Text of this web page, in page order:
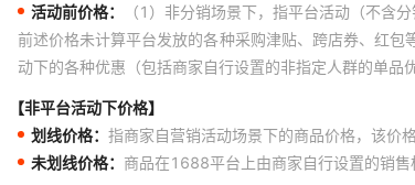
活动前价格：
（1）非分销场景下，指平台活动（不含
前述价格未计算平台发放的各种采购津贴、跨店券、红
动下的各种优惠（包括商家自行设置的非指定人群的单品
【非平台活动下价格】
划线价格： 指商家自营销活动场景下的商品价格，该价
未划线价格： 商品在1688平台上由商家自行设置的销售